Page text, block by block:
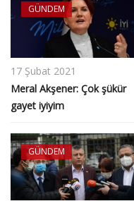
GÜNDEM
17 Şubat 2021
Meral Akşener: Çok şükür
gayet iyiyim
GÜNDEM